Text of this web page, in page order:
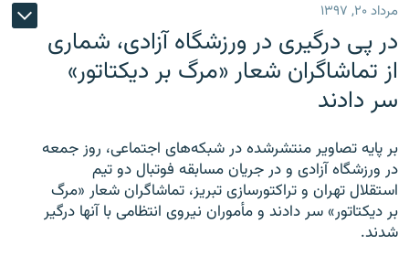
مرداد ۲۰, ۱۳۹۷
در پی درگیری در ورزشگاه آزادی، شماری
از تماشاگران شعار «مرگ بر دیکتاتور»
سر دادند
بر پایه تصاویر منتشرشده در شبکه‌های اجتماعی، روز جمعه
در ورزشگاه آزادی و در جریان مسابقه فوتبال دو تیم
استقلال تهران و تراکتورسازی تبریز، تماشاگران شعار «مرگ
بر دیکتاتور» سر دادند و مأموران نیروی انتظامی با آنها درگیر
شدند.